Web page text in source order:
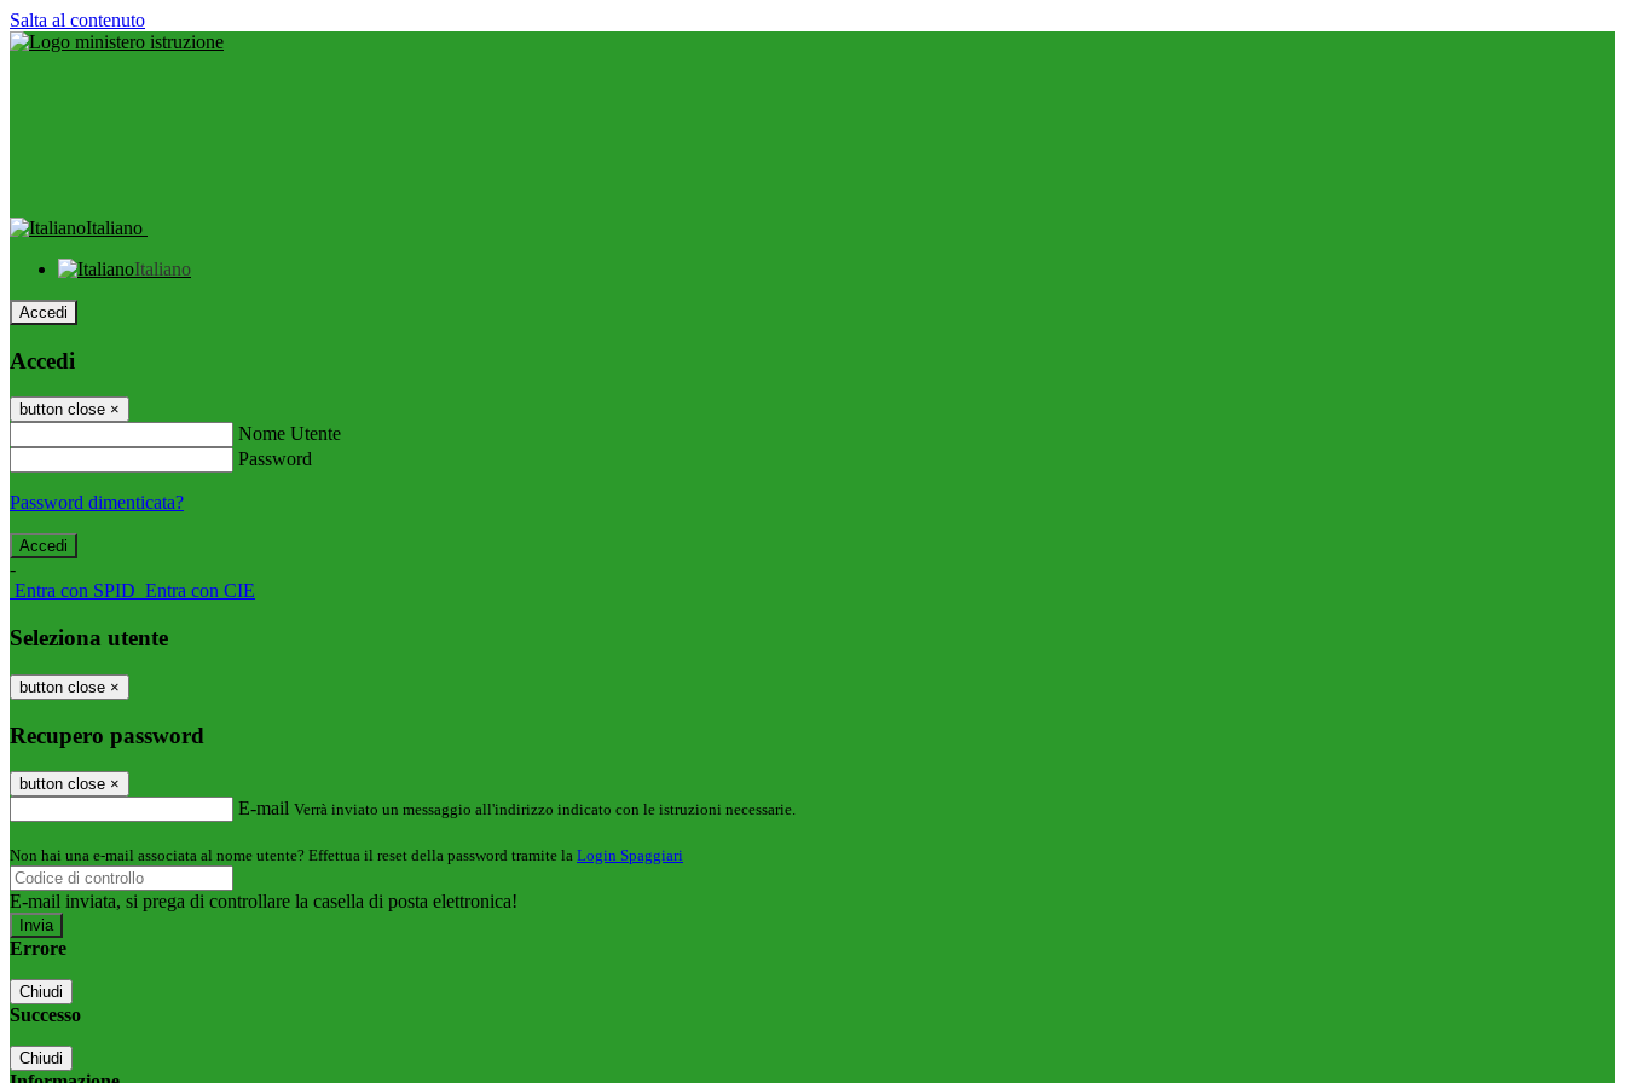
Salta al contenuto
Italiano
Italiano
Accedi
Accedi
button close ×
Nome Utente
Password
Password dimenticata?
-
Entra con SPID Entra con CIE
Seleziona utente
button close ×
Recupero password
button close ×
E-mail Verrà inviato un messaggio all'indirizzo indicato con le istruzioni necessarie.
Non hai una e-mail associata al nome utente? Effettua il reset della password tramite la Login Spaggiari
E-mail inviata, si prega di controllare la casella di posta elettronica!
Errore
Chiudi
Successo
Chiudi